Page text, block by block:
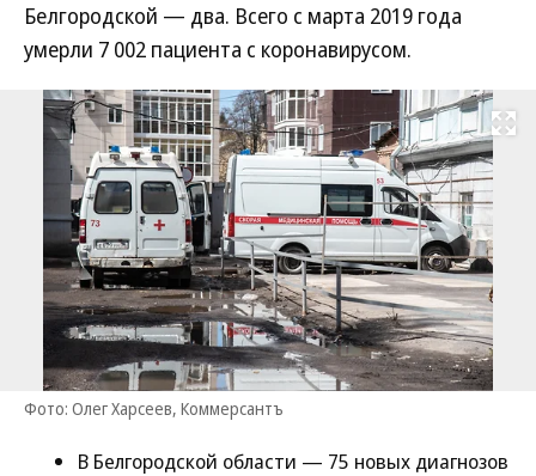
Белгородской — два. Всего с марта 2019 года
умерли 7 002 пациента с коронавирусом.
Развернуть
Фото: Олег Харсеев, Коммерсантъ
В Белгородской области — 75 новых диагнозов